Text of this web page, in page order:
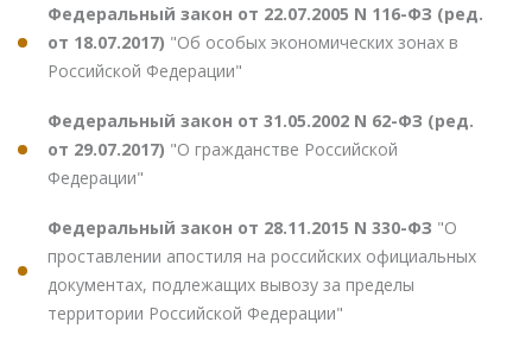
Федеральный закон от 22.07.2005 N 116-ФЗ (ред.
от 18.07.2017) "Об особых экономических зонах в
Российской Федерации"
Федеральный закон от 31.05.2002 N 62-ФЗ (ред.
от 29.07.2017) "О гражданстве Российской
Федерации"
Федеральный закон от 28.11.2015 N 330-ФЗ "О
проставлении апостиля на российских официальных
документах, подлежащих вывозу за пределы
территории Российской Федерации"